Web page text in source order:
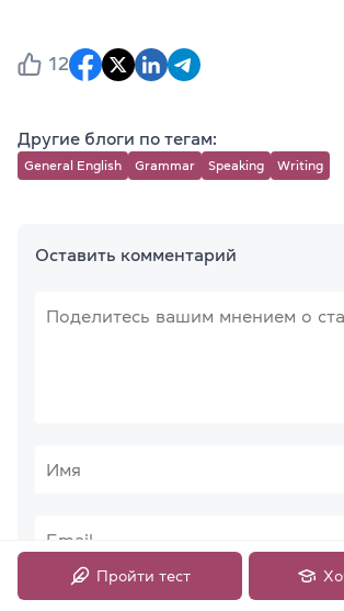
12
Другие блоги по тегам:
General English Grammar Speaking Writing
Оставить комментарий
Пройти тест